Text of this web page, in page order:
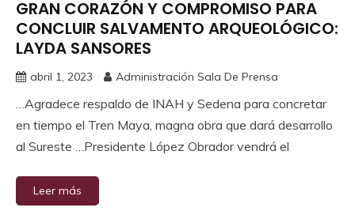
GRAN CORAZÓN Y COMPROMISO PARA
CONCLUIR SALVAMENTO ARQUEOLÓGICO:
LAYDA SANSORES
abril 1, 2023 Administración Sala De Prensa
…Agradece respaldo de INAH y Sedena para concretar
en tiempo el Tren Maya, magna obra que dará desarrollo
al Sureste …Presidente López Obrador vendrá el
Leer más